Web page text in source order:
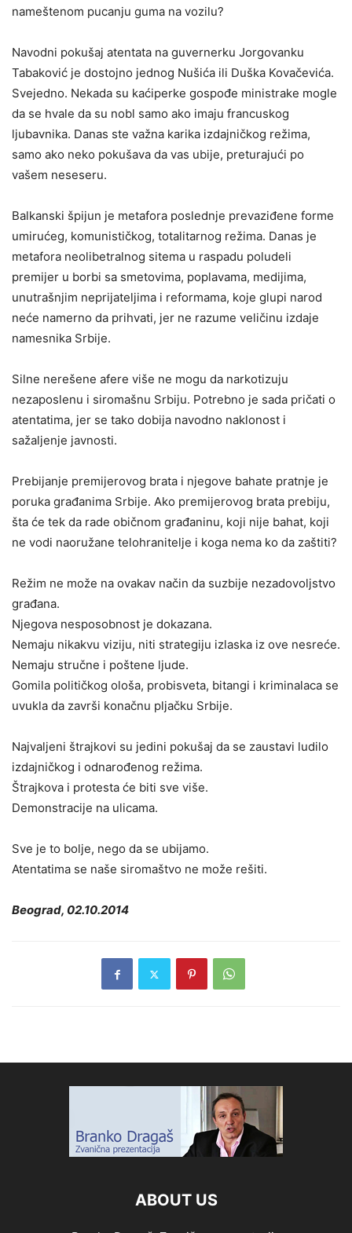
nameštenom pucanju guma na vozilu?
Navodni pokušaj atentata na guvernerku Jorgovanku
Tabaković je dostojno jednog Nušića ili Duška Kovačevića.
Svejedno. Nekada su kaćiperke gospođe ministrake mogle
da se hvale da su nobl samo ako imaju francuskog
ljubavnika. Danas ste važna karika izdajničkog režima,
samo ako neko pokušava da vas ubije, preturajući po
vašem neseseru.
Balkanski špijun je metafora poslednje prevaziđene forme
umirućeg, komunističkog, totalitarnog režima. Danas je
metafora neolibetralnog sitema u raspadu poludeli
premijer u borbi sa smetovima, poplavama, medijima,
unutrašnjim neprijateljima i reformama, koje glupi narod
neće namerno da prihvati, jer ne razume veličinu izdaje
namesnika Srbije.
Silne nerešene afere više ne mogu da narkotizuju
nezaposlenu i siromašnu Srbiju. Potrebno je sada pričati o
atentatima, jer se tako dobija navodno naklonost i
sažaljenje javnosti.
Prebijanje premijerovog brata i njegove bahate pratnje je
poruka građanima Srbije. Ako premijerovog brata prebiju,
šta će tek da rade običnom građaninu, koji nije bahat, koji
ne vodi naoružane telohranitelje i koga nema ko da zaštiti?
Režim ne može na ovakav način da suzbije nezadovoljstvo
građana.
Njegova nesposobnost je dokazana.
Nemaju nikakvu viziju, niti strategiju izlaska iz ove nesreće.
Nemaju stručne i poštene ljude.
Gomila političkog ološa, probisveta, bitangi i kriminalaca se
uvukla da završi konačnu pljačku Srbije.
Najvaljeni štrajkovi su jedini pokušaj da se zaustavi ludilo
izdajničkog i odnarođenog režima.
Štrajkova i protesta će biti sve više.
Demonstracije na ulicama.
Sve je to bolje, nego da se ubijamo.
Atentatima se naše siromaštvo ne može rešiti.
Beograd, 02.10.2014
ABOUT US